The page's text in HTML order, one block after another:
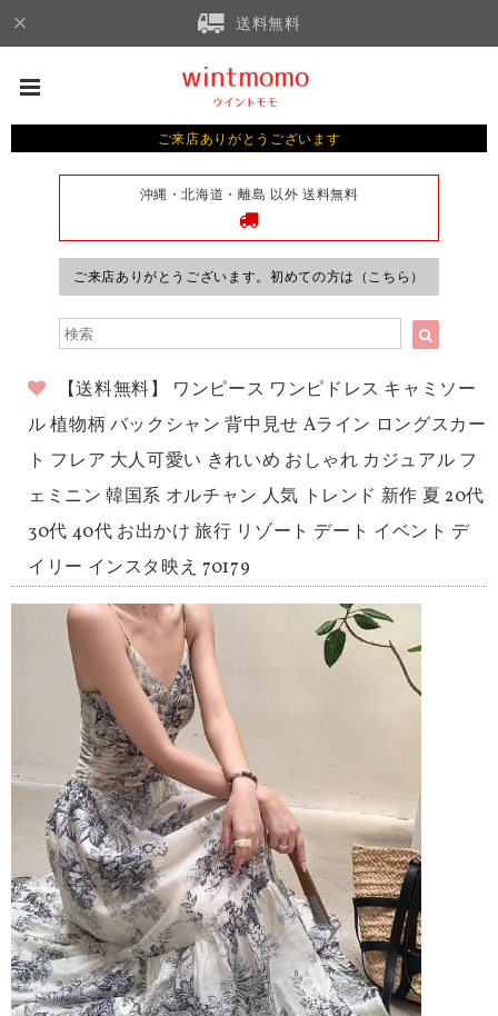
送料無料
ご来店ありがとうございます
沖縄・北海道・離島 以外 送料無料
ご来店ありがとうございます。初めての方は（こちら）
【送料無料】 ワンピース ワンピドレス キャミソー
ル 植物柄 バックシャン 背中見せ Aライン ロングスカー
ト フレア 大人可愛い きれいめ おしゃれ カジュアル フ
ェミニン 韓国系 オルチャン 人気 トレンド 新作 夏 20代
30代 40代 お出かけ 旅行 リゾート デート イベント デ
イリー インスタ映え 70179